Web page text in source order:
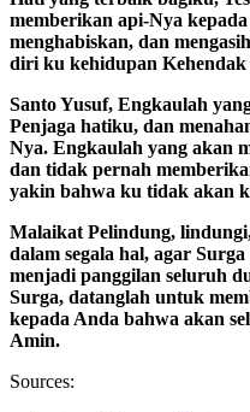
memberikan api-Nya
menghabiskan, dan
diri ku kehidupan Kehendak
Santo Yusuf, Engkaulah
Penjaga hatiku, dan
Nya. Engkaulah yang akan
dan tidak pernah
yakin bahwa ku tidak akan
Malaikat Pelindung,
dalam segala hal, agar
menjadi panggilan seluruh
Surga, datanglah untuk
kepada Anda bahwa akan
Amin.
Sources: